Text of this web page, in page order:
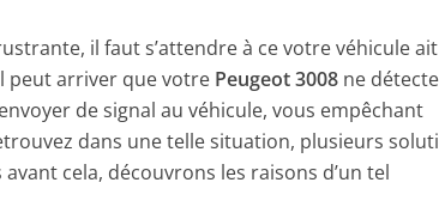
il faut s’attendre à ce votre véhicule
peut arriver que votre Peugeot 3008 ne
de signal au véhicule, vous empêchant
dans une telle situation, plusieurs
cela, découvrons les raisons d’un tel